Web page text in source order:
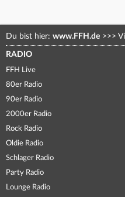
Du bist hier: www.FFH.de >>>
RADIO
FFH Live
80er Radio
90er Radio
2000er Radio
Rock Radio
Oldie Radio
Schlager Radio
Party Radio
Lounge Radio